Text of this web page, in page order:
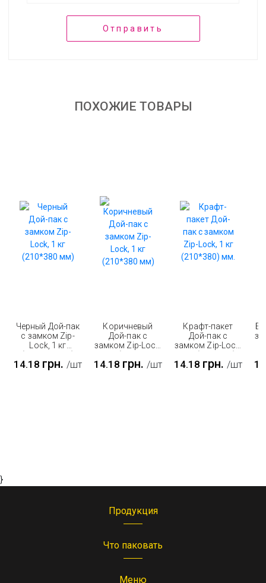
Отправить
ПОХОЖИЕ ТОВАРЫ
Черный Дой-пак
с замком Zip-
Lock, 1 кг
(210*380 мм)
14.18 грн. /шт
Коричневый
Дой-пак с
замком Zip-Lock,
1 кг (210*380
мм)
14.18 грн. /шт
Крафт-пакет
Дой-пак с
замком Zip-Lock,
1 кг (210*380)
мм.
14.18 грн. /шт
}
Продукция
Что паковать
Меню